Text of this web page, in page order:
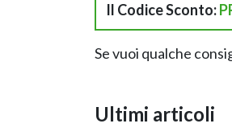
Il Codice Sconto:
Se vuoi qualche
Ultimi articoli